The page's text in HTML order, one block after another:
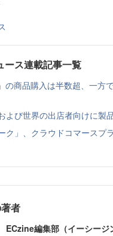
ース連載記事一覧
の商品購入は半数超、一
よび世界の出店者向けに製
ク」、クラウドコマース
者
ECzine編集部（イーシージ